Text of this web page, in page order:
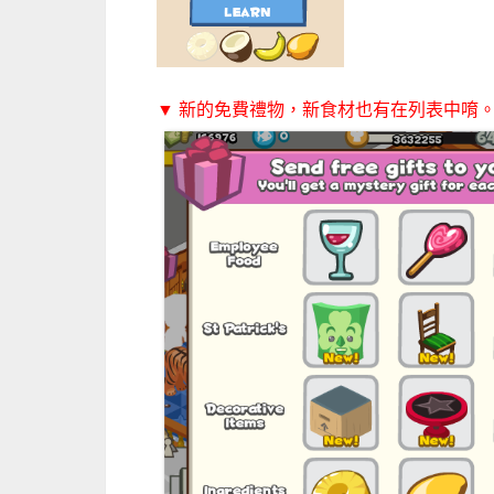
▼ 新的免費禮物，新食材也有在列表中唷